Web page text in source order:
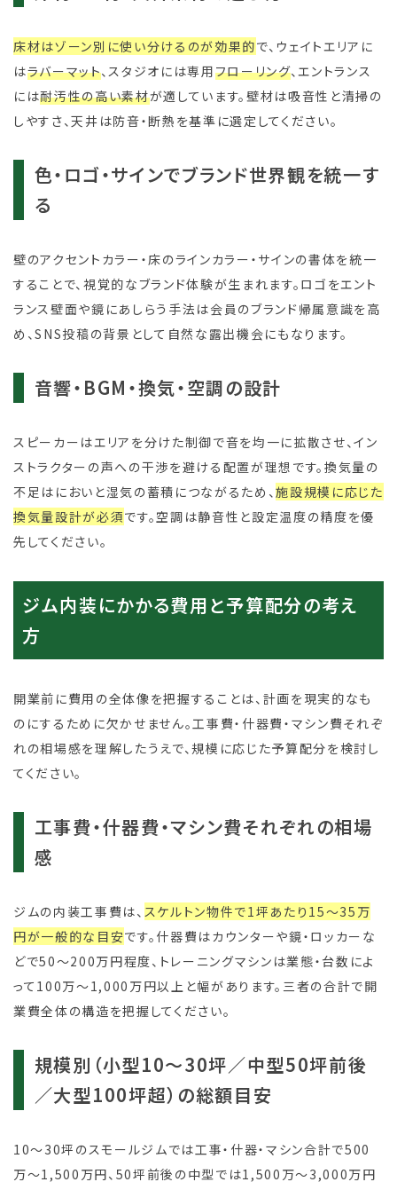
床材はゾーン別に使い分けるのが効果的で、ウェイトエリアに
はラバーマット、スタジオには専用フローリング、エントランス
には耐汚性の高い素材が適しています。壁材は吸音性と清掃の
しやすさ、天井は防音・断熱を基準に選定してください。
色・ロゴ・サインでブランド世界観を統一す
る
壁のアクセントカラー・床のラインカラー・サインの書体を統一
することで、視覚的なブランド体験が生まれます。ロゴをエント
ランス壁面や鏡にあしらう手法は会員のブランド帰属意識を高
め、SNS投稿の背景として自然な露出機会にもなります。
音響・BGM・換気・空調の設計
スピーカーはエリアを分けた制御で音を均一に拡散させ、イン
ストラクターの声への干渉を避ける配置が理想です。換気量の
不足はにおいと湿気の蓄積につながるため、施設規模に応じた
換気量設計が必須です。空調は静音性と設定温度の精度を優
先してください。
ジム内装にかかる費用と予算配分の考え
方
開業前に費用の全体像を把握することは、計画を現実的なも
のにするために欠かせません。工事費・什器費・マシン費それぞ
れの相場感を理解したうえで、規模に応じた予算配分を検討し
てください。
工事費・什器費・マシン費それぞれの相場
感
ジムの内装工事費は、 スケルトン物件で1坪あたり15～35万
円が一般的な目安です。什器費はカウンターや鏡・ロッカーな
どで50～200万円程度、トレーニングマシンは業態・台数によ
って100万～1,000万円以上と幅があります。三者の合計で開
業費全体の構造を把握してください。
規模別（小型10～30坪／中型50坪前後
／大型100坪超）の総額目安
10～30坪のスモールジムでは工事・什器・マシン合計で500
万～1,500万円、50坪前後の中型では1,500万～3,000万円